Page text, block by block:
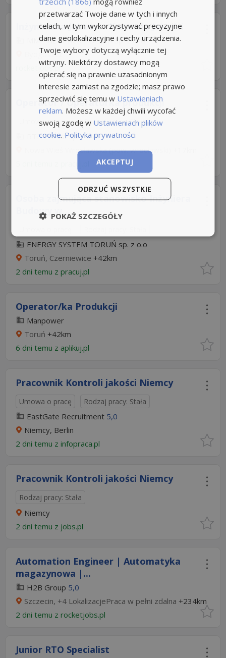
Inżynier/ka Jakości - Kontrola Jakości
MMP NEUPACK POLSKA Sp. z o. o
Bydgoszcz
rocketjobs.pl
Operator / Operatorka produkcji
Umowa o pracę Rodzaj pracy: Stała
RTP Polska Sp. z o.o
Nowa Wieś Wrocławska (pow. wrocławski)
Osoba zajmująca stanowisko Inżyniera
Budowy w...
ENERGY SYSTEM TORUŃ sp. z o.o
Toruń, Czerniewice +42km
2 dni temu z pracuj.pl
Operator/ka Produkcji
Manpower
Toruń +42km
6 dni temu z aplikuj.pl
Pracownik Kontroli jakości Niemcy
Umowa o pracę Rodzaj pracy: Stała
EastGate Recruitment 5,0
Niemcy, Berlin
2 dni temu z infopraca.pl
Pracownik Kontroli jakości Niemcy
Rodzaj pracy: Stała
Niemcy
2 dni temu z jobs.pl
Automation Engineer | Automatyka
magazynowa |...
H2B Group 5,0
Szczecin, +4 LokalizacjePraca w pełni zdalna +234km
2 dni temu z rocketjobs.pl
Junior RTO Specialist
przetwarzać Twoje dane w tych i innych
celach, w tym wykorzystywać precyzyjne
dane geolokalizacyjne i cechy urządzenia.
Twoje wybory dotyczą wyłącznie tej
witryny. Niektórzy dostawcy mogą
opierać się na prawnie uzasadnionym
interesie zamiast na zgodzie; masz prawo
sprzeciwić się temu w Ustawieniach
reklam. Możesz w każdej chwili wycofać
swoją zgodę w Ustawieniach plików
cookie. Polityka prywatności
AKCEPTUJ
ODRZUĆ WSZYSTKIE
POKAŻ SZCZEGÓŁY